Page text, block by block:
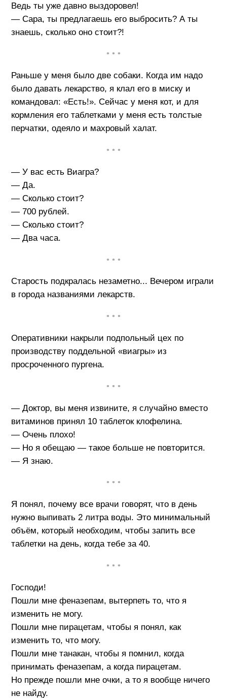
Ведь ты уже давно выздоровел!
— Сара, ты предлагаешь его выбросить? А ты
знаешь, сколько оно стоит?!
• • •
Раньше у меня было две собаки. Когда им надо
было давать лекарство, я клал его в миску и
командовал: «Есть!». Сейчас у меня кот, и для
кормления его таблетками у меня есть толстые
перчатки, одеяло и махровый халат.
• • •
— У вас есть Виагра?
— Да.
— Сколько стоит?
— 700 рублей.
— Сколько стоит?
— Два часа.
• • •
Старость подкралась незаметно... Вечером играли
в города названиями лекарств.
• • •
Оперативники накрыли подпольный цех по
производству поддельной «виагры» из
просроченного пургена.
• • •
— Доктор, вы меня извините, я случайно вместо
витаминов принял 10 таблеток клофелина.
— Очень плохо!
— Но я обещаю — такое больше не повторится.
— Я знаю.
• • •
Я понял, почему все врачи говорят, что в день
нужно выпивать 2 литра воды. Это минимальный
объём, который необходим, чтобы запить все
таблетки на день, когда тебе за 40.
• • •
Господи!
Пошли мне феназепам, вытерпеть то, что я
изменить не могу.
Пошли мне пирацетам, чтобы я понял, как
изменить то, что могу.
Пошли мне танакан, чтобы я помнил, когда
принимать феназепам, а когда пирацетам.
Но прежде пошли мне очки, а то я вообще ничего
не найду.